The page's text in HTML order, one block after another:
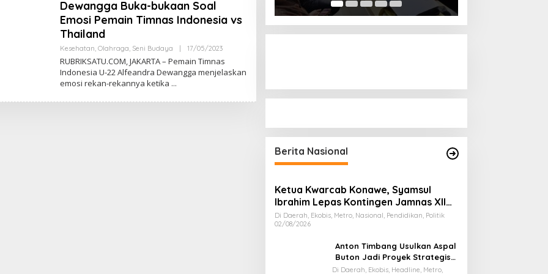
Dewangga Buka-bukaan Soal
Emosi Pemain Timnas Indonesia vs
Thailand
Kesehatan Olahraga Seni Budaya | 17/05/2023O
E
H
RUBRIKSATU.COM, JAKARTA – Pemain Timnas
Indonesia U-22 Alfeandra Dewangga menjelaskan
emosi rekan-rekannya ketika
Berita Nasional
Ketua Kwarcab Konawe, Syamsul
Ibrahim Lepas Kontingen Jamnas XII
2026
Di Daerah, Ekobis, Metro, Nasional, Pendidikan, Politik
02/08/2026
Anton Timbang Usulkan Aspal
Buton Jadi Proyek Strategis
Nasional
Di Daerah, Ekobis, Headline, Metro,